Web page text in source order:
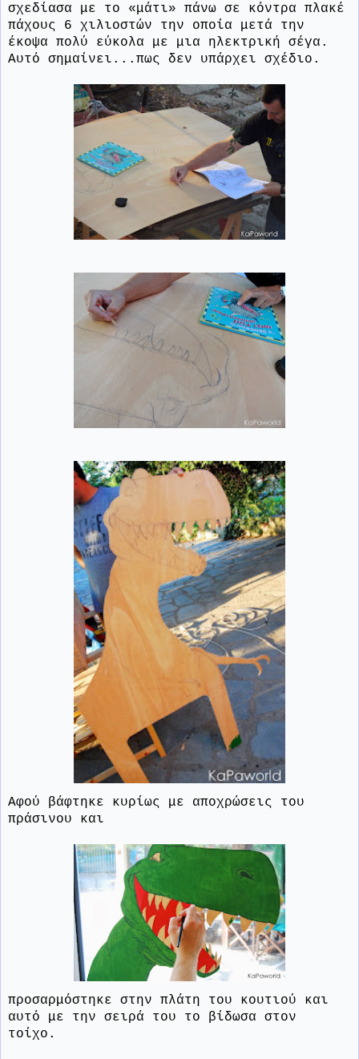
σχεδίασα με το «μάτι» πάνω σε κόντρα πλακέ
πάχους 6 χιλιοστών την οποία μετά την
έκοψα πολύ εύκολα με μια ηλεκτρική σέγα.
Αυτό σημαίνει...πως δεν υπάρχει σχέδιο.
Αφού βάφτηκε κυρίως με αποχρώσεις του
πράσινου και
προσαρμόστηκε στην πλάτη του κουτιού και
αυτό με την σειρά του το βίδωσα στον
τοίχο.